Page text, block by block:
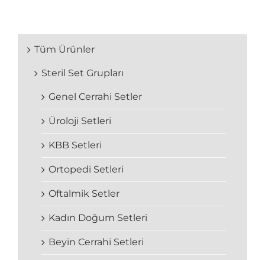
Tüm Ürünler
Steril Set Grupları
Genel Cerrahi Setler
Üroloji Setleri
KBB Setleri
Ortopedi Setleri
Oftalmik Setler
Kadın Doğum Setleri
Beyin Cerrahi Setleri